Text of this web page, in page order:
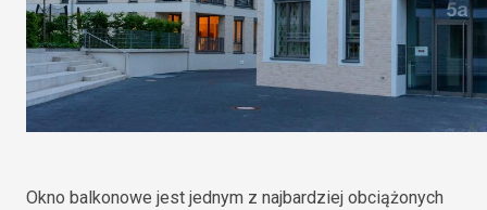
Okno balkonowe jest jednym z najbardziej obciążonych